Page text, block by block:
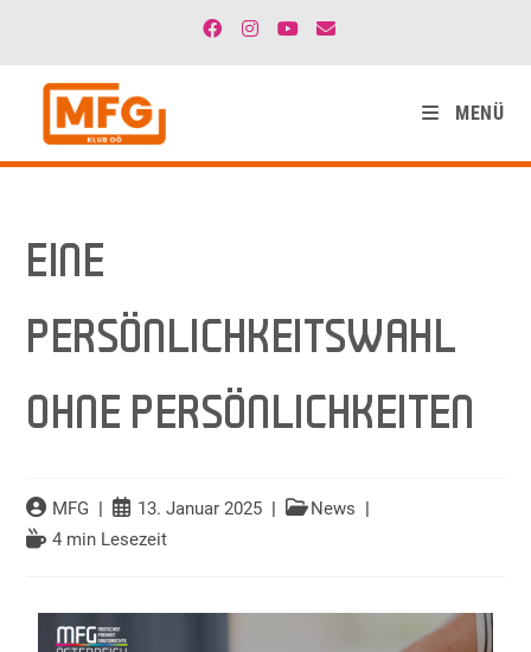
MENÜ
EINE
PERSÖNLICHKEITSWAHL
OHNE PERSÖNLICHKEITEN
MFG 13. Januar 2025
News
4 min Lesezeit